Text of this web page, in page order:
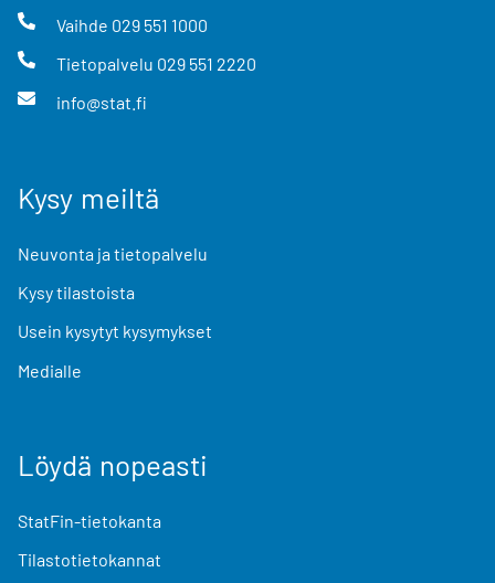
Vaihde 029 551 1000
Tietopalvelu 029 551 2220
info@stat.fi
Kysy meiltä
Neuvonta ja tietopalvelu
Kysy tilastoista
Usein kysytyt kysymykset
Medialle
Löydä nopeasti
StatFin-tietokanta
Tilastotietokannat